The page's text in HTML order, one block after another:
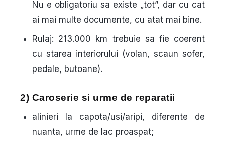
Nu e obligatoriu sa existe „tot”, dar cu cat
ai mai multe documente, cu atat mai bine.
Rulaj: 213.000 km trebuie sa fie coerent
cu starea interiorului (volan, scaun sofer,
pedale, butoane).
2) Caroserie si urme de reparatii
alinieri la capota/usi/aripi, diferente de
nuanta, urme de lac proaspat;